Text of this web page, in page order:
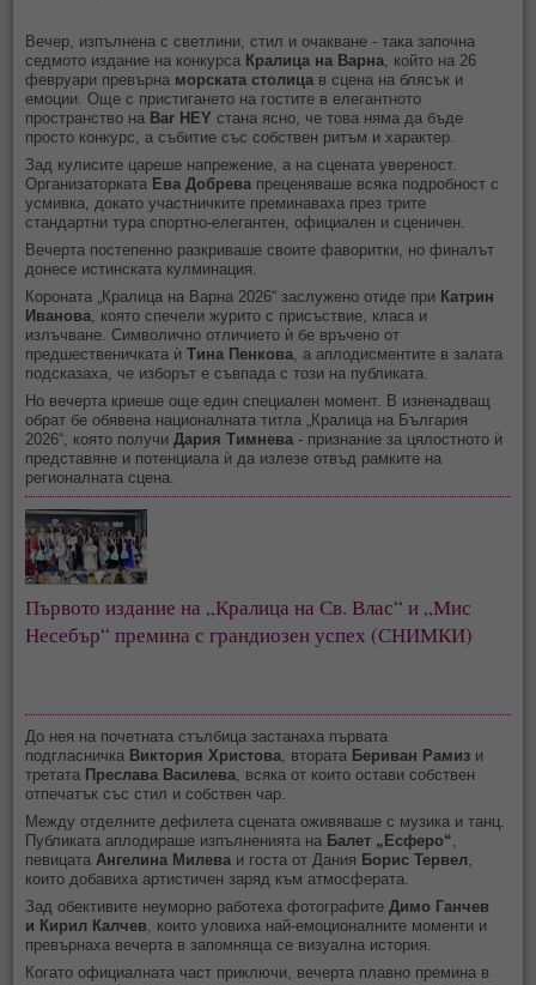
Вечер, изпълнена с светлини, стил и очакване - така започна
седмото издание на конкурса Кралица на Варна , който на 26
февруари превърна морската столица в сцена на блясък и
емоции. Още с пристигането на гостите в елегантното
пространство на Bar HEY стана ясно, че това няма да бъде
просто конкурс, а събитие със собствен ритъм и характер.
Зад кулисите цареше напрежение, а на сцената увереност.
Организаторката Ева Добрева преценяваше всяка подробност с
усмивка, докато участничките преминаваха през трите
стандартни тура спортно-елегантен, официален и сценичен.
Вечерта постепенно разкриваше своите фаворитки, но финалът
донесе истинската кулминация.
Короната „Кралица на Варна 2026“ заслужено отиде при Катрин
Иванова , която спечели журито с присъствие, класа и
излъчване. Символично отличието ѝ бе връчено от
предшественичката ѝТина Пенкова , а аплодисментите в залата
подсказаха, че изборът е съвпада с този на публиката.
Но вечерта криеше още един специален момент. В изненадващ
обрат бе обявена националната титла „Кралица на България
2026“, която получиДария Тимнева - признание за цялостното ѝ
представяне и потенциала ѝ да излезе отвъд рамките на
регионалната сцена.
Първото издание на „Кралица на Св. Влас“ и „Мис
Несебър“ премина с грандиозен успех (СНИМКИ)
До нея на почетната стълбица застанаха първата
подгласничка Виктория Христова , втората Бериван Рамиз и
третата Преслава Василева , всяка от които остави собствен
отпечатък със стил и собствен чар.
Между отделните дефилета сцената оживяваше с музика и танц.
Публиката аплодираше изпълненията на Балет „Есферо“
певицата Ангелина Милева и госта от Дания Борис Тервел
които добавиха артистичен заряд към атмосферата.
Зад обективите неуморно работеха фотографитеДимо Ганчев
и Кирил Калчев , които уловиха най-емоционалните моменти и
превърнаха вечерта в запомняща се визуална история.
Когато официалната част приключи, вечерта плавно премина в